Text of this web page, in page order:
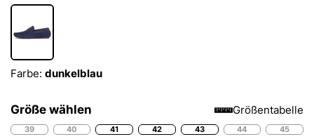
Farbe: dunkelblau
Größe wählen Größentabelle
39 40 41 42 43 44
45